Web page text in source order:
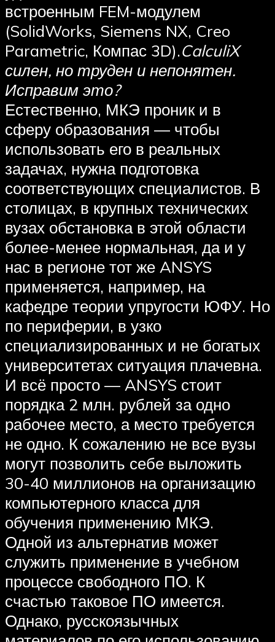
встроенным FEM-модулем
(SolidWorks, Siemens NX, Creo
Parametric, Компас 3D).CalculiX
силен, но труден и непонятен.
Исправим это?
Естественно, МКЭ проник и в
сферу образования — чтобы
использовать его в реальных
задачах, нужна подготовка
соответствующих специалистов. В
столицах, в крупных технических
вузах обстановка в этой области
более-менее нормальная, да и у
нас в регионе тот же ANSYS
применяется, например, на
кафедре теории упругости ЮФУ. Но
по периферии, в узко
специализированных и не богатых
университетах ситуация плачевна.
И всё просто — ANSYS стоит
порядка 2 млн. рублей за одно
рабочее место, а место требуется
не одно. К сожалению не все вузы
могут позволить себе выложить
30-40 миллионов на организацию
компьютерного класса для
обучения применению МКЭ.
Одной из альтернатив может
служить применение в учебном
процессе свободного ПО. К
счастью таковое ПО имеется.
Однако, русскоязычных